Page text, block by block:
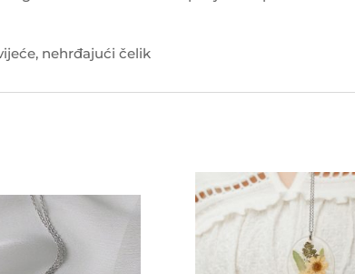
nehrđajući čelik